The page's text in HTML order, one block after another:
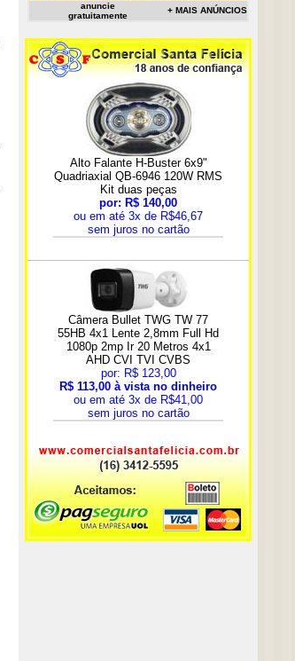
anuncie
gratuitamente
+ MAIS ANÚNCIOS